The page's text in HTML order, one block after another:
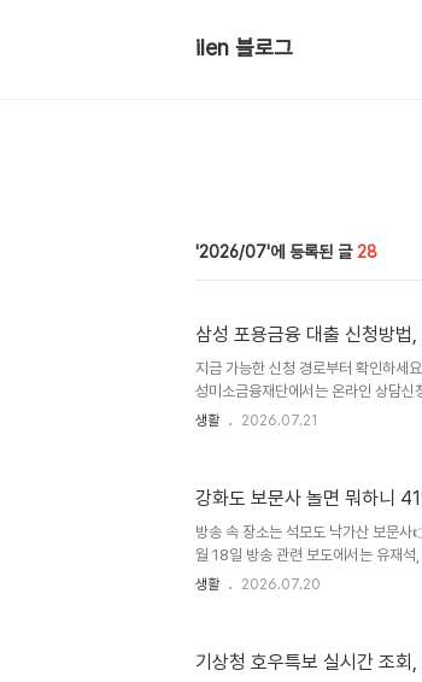
ilen 블로그
2026/07 28
삼성 포용금융 대출 신청방법
지금 가능한 신청 경로부터 확인하세
성미소금융재단에서는 온라인 상담신
만 온라인 화면에서 바로 대출금이 입
후 대상 여부, 필요서류, 자금 용도에
출 실행 여부가 결정됩니다.상담할
포용금융 확대 재..
생활 2026.07.21
강화도 보문사 놀면 뭐하니
방송 속 장소는 석모도 낙가산 보문
월 18일 방송 관련 보도에서는 유재석
계단을 오르는 모습이 소개됐습니다.
이동 흐름: 강화도 진입 → 석모대교
생활 2026.07.20
기상청 호우특보 실시간 조회,